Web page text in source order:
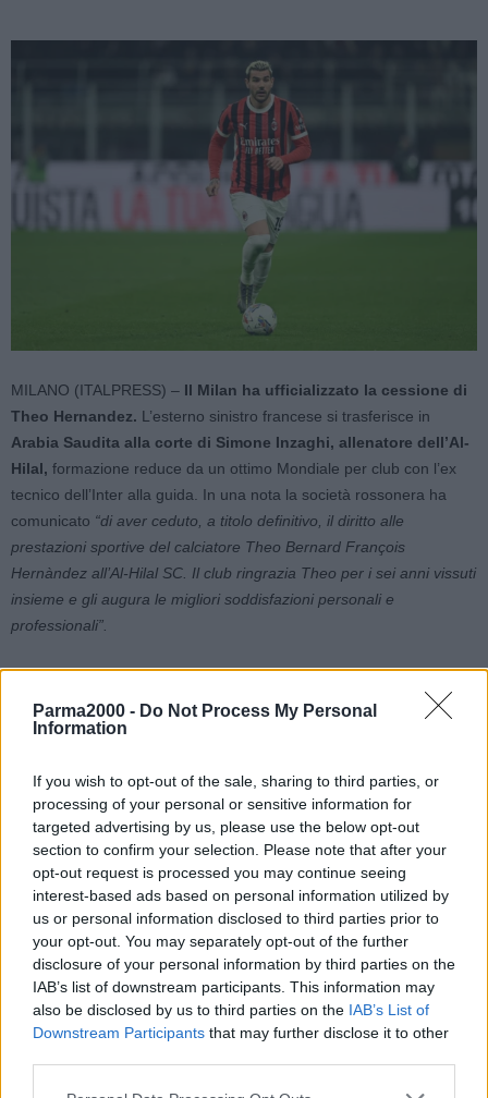
Parma2000 - Do Not Process My Personal
Information
If you wish to opt-out of the sale, sharing to third parties, or
processing of your personal or sensitive information for
targeted advertising by us, please use the below opt-out
section to confirm your selection. Please note that after your
opt-out request is processed you may continue seeing
interest-based ads based on personal information utilized by
us or personal information disclosed to third parties prior to
your opt-out. You may separately opt-out of the further
disclosure of your personal information by third parties on the
IAB’s list of downstream participants. This information may
also be disclosed by us to third parties on the IAB’s List of
Downstream Participants that may further disclose it to other
MILANO (ITALPRESS) – Il Milan ha ufficializzato la cessione di
Theo Hernandez. L’esterno sinistro francese si trasferisce in
Arabia Saudita alla corte di Simone Inzaghi, allenatore dell’Al-
Hilal, formazione reduce da un ottimo Mondiale per club con l’ex
tecnico dell’Inter alla guida. In una nota la società rossonera ha
comunicato “di aver ceduto, a titolo definitivo, il diritto alle
prestazioni sportive del calciatore Theo Bernard François
Hernàndez all’Al-Hilal SC. Il club ringrazia Theo per i sei anni vissuti
insieme e gli augura le migliori soddisfazioni personali e
professionali”.
video che ne ripercorre la carriera in rossonero:“Sei anni
indimenticabili, momenti magici, ricordi infiniti. Grazie, Theo!”.
Anche il club arabo ha ufficializzato l’arrivo di Theo Hernanez dal
Milan, informando che il presidente del cda, Fahad Bin Saad Bin
Nafel, ha completato “l’acquisto del nazionale francese. Il contratto
ha una durata di tre anni, fino alla fine della stagione 2027/28. La
cerimonia della firma si è svolta giovedì sera presso il Four
Seasons George V Hotel di Parigi.
IL SALUTO DI THEO HERNANDEZ
“Dopo sei anni in questo club, è arrivato il momento di dire addio”
Inizia con queste parole il lungo post che